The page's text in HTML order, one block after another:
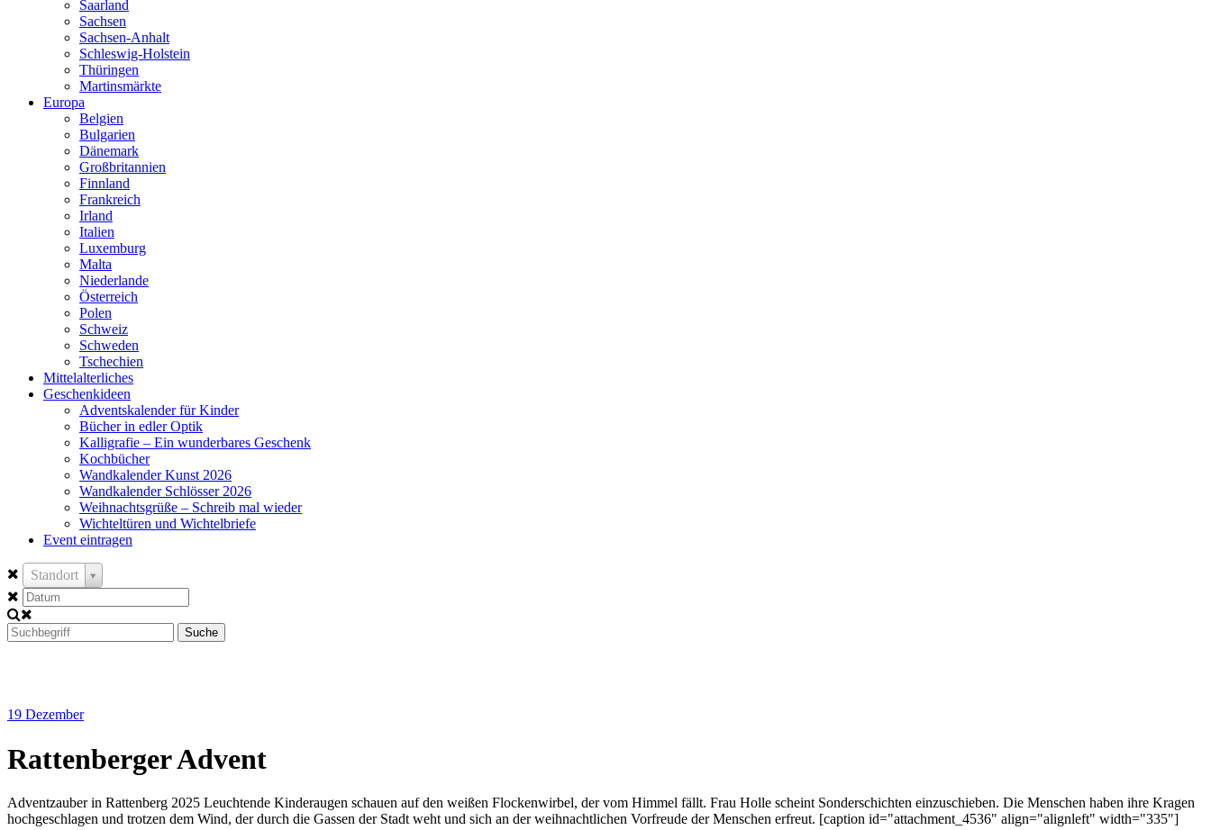
Saarland
Sachsen
Sachsen-Anhalt
Schleswig-Holstein
Thüringen
Martinsmärkte
Europa
Belgien
Bulgarien
Dänemark
Großbritannien
Finnland
Frankreich
Irland
Italien
Luxemburg
Malta
Niederlande
Österreich
Polen
Schweiz
Schweden
Tschechien
Mittelalterliches
Geschenkideen
Adventskalender für Kinder
Bücher in edler Optik
Kalligrafie – Ein wunderbares Geschenk
Kochbücher
Wandkalender Kunst 2026
Wandkalender Schlösser 2026
Weihnachtsgrüße – Schreib mal wieder
Wichteltüren und Wichtelbriefe
Event eintragen
Standort
Suche
19 Dezember
Rattenberger Advent
Adventzauber in Rattenberg 2025 Leuchtende Kinderaugen schauen auf den weißen Flockenwirbel, der vom Himmel fällt. Frau Holle scheint Sonderschichten einzuschieben. Die Menschen haben ihre Kragen
hochgeschlagen und trotzen dem Wind, der durch die Gassen der Stadt weht und sich an der weihnachtlichen Vorfreude der Menschen erfreut. [caption id="attachment_4536" align="alignleft" width="335"]